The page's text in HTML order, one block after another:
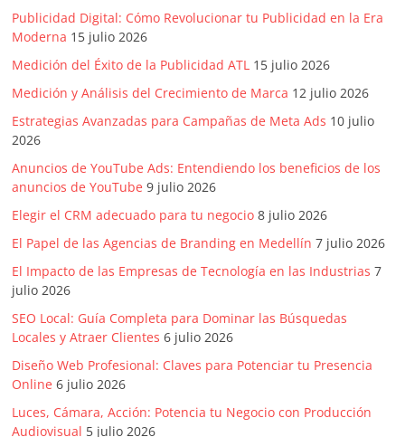
Publicidad Digital: Cómo Revolucionar tu Publicidad en la Era
Moderna 15 julio 2026
Medición del Éxito de la Publicidad ATL 15 julio 2026
Medición y Análisis del Crecimiento de Marca 12 julio 2026
Estrategias Avanzadas para Campañas de Meta Ads 10 julio
2026
Anuncios de YouTube Ads: Entendiendo los beneficios de los
anuncios de YouTube 9 julio 2026
Elegir el CRM adecuado para tu negocio 8 julio 2026
El Papel de las Agencias de Branding en Medellín 7 julio 2026
El Impacto de las Empresas de Tecnología en las Industrias 7
julio 2026
SEO Local: Guía Completa para Dominar las Búsquedas
Locales y Atraer Clientes 6 julio 2026
Diseño Web Profesional: Claves para Potenciar tu Presencia
Online 6 julio 2026
Luces, Cámara, Acción: Potencia tu Negocio con Producción
Audiovisual 5 julio 2026